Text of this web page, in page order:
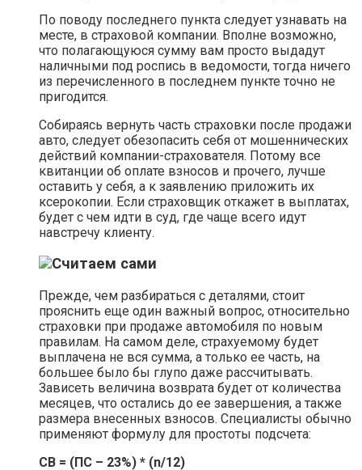
По поводу последнего пункта следует узнавать на
месте, в страховой компании. Вполне возможно,
что полагающуюся сумму вам просто выдадут
наличными под роспись в ведомости, тогда ничего
из перечисленного в последнем пункте точно не
пригодится.
Собираясь вернуть часть страховки после продажи
авто, следует обезопасить себя от мошеннических
действий компании-страхователя. Потому все
квитанции об оплате взносов и прочего, лучше
оставить у себя, а к заявлению приложить их
ксерокопии. Если страховщик откажет в выплатах,
будет с чем идти в суд, где чаще всего идут
навстречу клиенту.
Считаем сами
Прежде, чем разбираться с деталями, стоит
прояснить еще один важный вопрос, относительно
страховки при продаже автомобиля по новым
правилам. На самом деле, страхуемому будет
выплачена не вся сумма, а только ее часть, на
большее было бы глупо даже рассчитывать.
Зависеть величина возврата будет от количества
месяцев, что остались до ее завершения, а также
размера внесенных взносов. Специалисты обычно
применяют формулу для простоты подсчета:
СВ = (ПС – 23%) * (n/12)